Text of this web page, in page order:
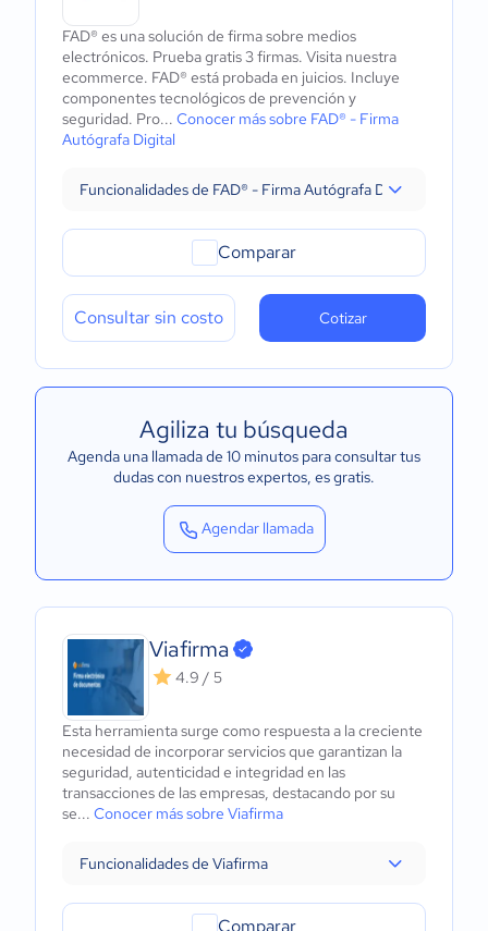
FAD® es una solución de firma sobre medios
electrónicos. Prueba gratis 3 firmas. Visita nuestra
ecommerce. FAD® está probada en juicios. Incluye
componentes tecnológicos de prevención y
seguridad. Pro... Conocer más sobre FAD® - Firma
Autógrafa Digital
Funcionalidades de FAD® - Firma Autógrafa Digital
Comparar
Consultar sin costo Cotizar
Agiliza tu búsqueda
Agenda una llamada de 10 minutos para consultar tus
dudas con nuestros expertos, es gratis.
Agendar llamada
Viafirma
4.9 / 5
Esta herramienta surge como respuesta a la creciente
necesidad de incorporar servicios que garantizan la
seguridad, autenticidad e integridad en las
transacciones de las empresas, destacando por su
se... Conocer más sobre Viafirma
Funcionalidades de Viafirma
Comparar